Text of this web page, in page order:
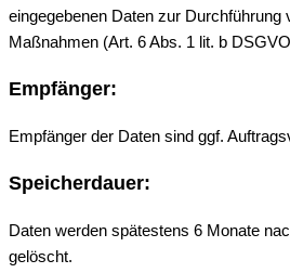
eingegebenen Daten zur Durchführung
Maßnahmen (Art. 6 Abs. 1 lit. b
Empfänger:
Empfänger der Daten sind ggf.
Speicherdauer:
Daten werden spätestens 6 Monate
gelöscht.